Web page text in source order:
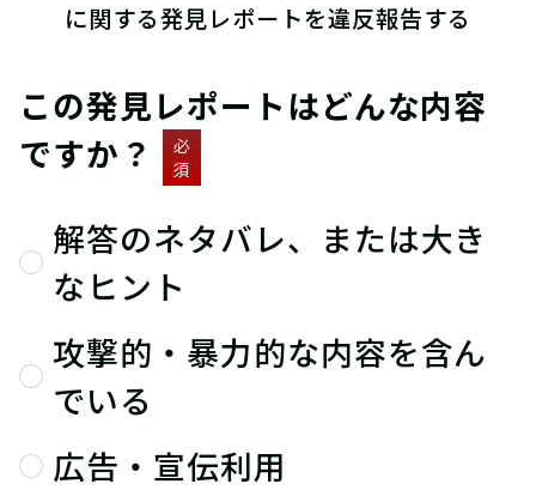
に関する発見レポートを違反報告する
この発見レポートはどんな内容
ですか？
必
須
解答のネタバレ、または大き
なヒント
攻撃的・暴力的な内容を含ん
でいる
広告・宣伝利用